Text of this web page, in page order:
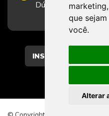
marketing,
que
você.
Alterar
Dúvidas e